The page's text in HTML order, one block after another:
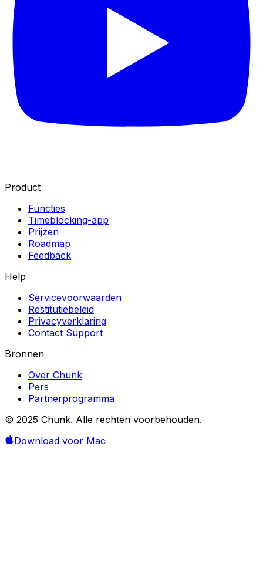
Product
Functies
Timeblocking-app
Prijzen
Roadmap
Feedback
Help
Servicevoorwaarden
Restitutiebeleid
Privacyverklaring
Contact Support
Bronnen
Over Chunk
Pers
Partnerprogramma
© 2025 Chunk. Alle rechten voorbehouden.
Download voor Mac